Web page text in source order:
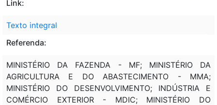
Link:
Texto integral
Referenda:
MINISTÉRIO DA FAZENDA - MF; MINISTÉRIO DA
AGRICULTURA E DO ABASTECIMENTO - MMA;
MINISTÉRIO DO DESENVOLVIMENTO; INDÚSTRIA E
COMÉRCIO EXTERIOR - MDIC; MINISTÉRIO DO